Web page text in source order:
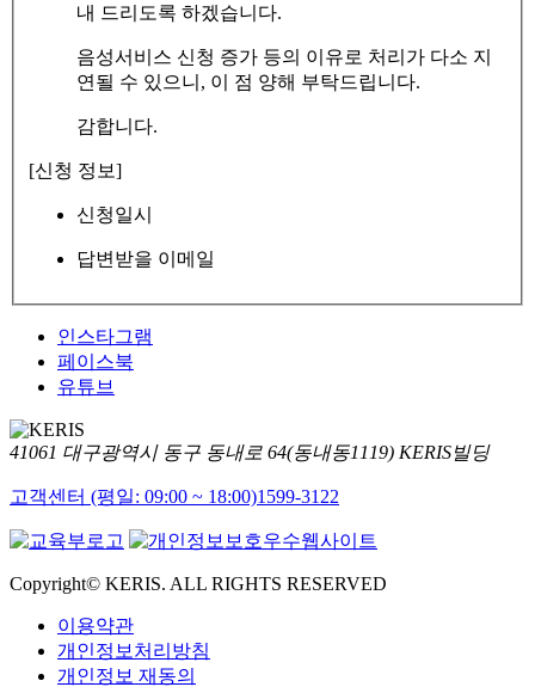
내 드리도록 하겠습니다.
음성서비스 신청 증가 등의 이유로 처리가 다소 지
연될 수 있으니, 이 점 양해 부탁드립니다.
감합니다.
[신청 정보]
신청일시
답변받을 이메일
인스타그램
페이스북
유튜브
41061 대구광역시 동구 동내로 64(동내동1119) KERIS빌딩
고객센터 (평일: 09:00 ~ 18:00)1599-3122
Copyright© KERIS. ALL RIGHTS RESERVED
이용약관
개인정보처리방침
개인정보 재동의